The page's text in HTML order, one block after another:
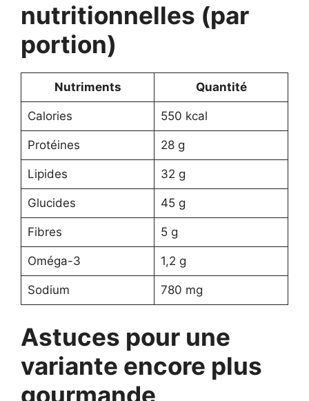
nutritionnelles (par
portion)
Nutriments Quantité
Calories 550 kcal
Protéines 28 g
Lipides 32 g
Glucides 45 g
Fibres 5 g
Oméga-3 1,2 g
Sodium 780 mg
Astuces pour une
variante encore plus
gourmande